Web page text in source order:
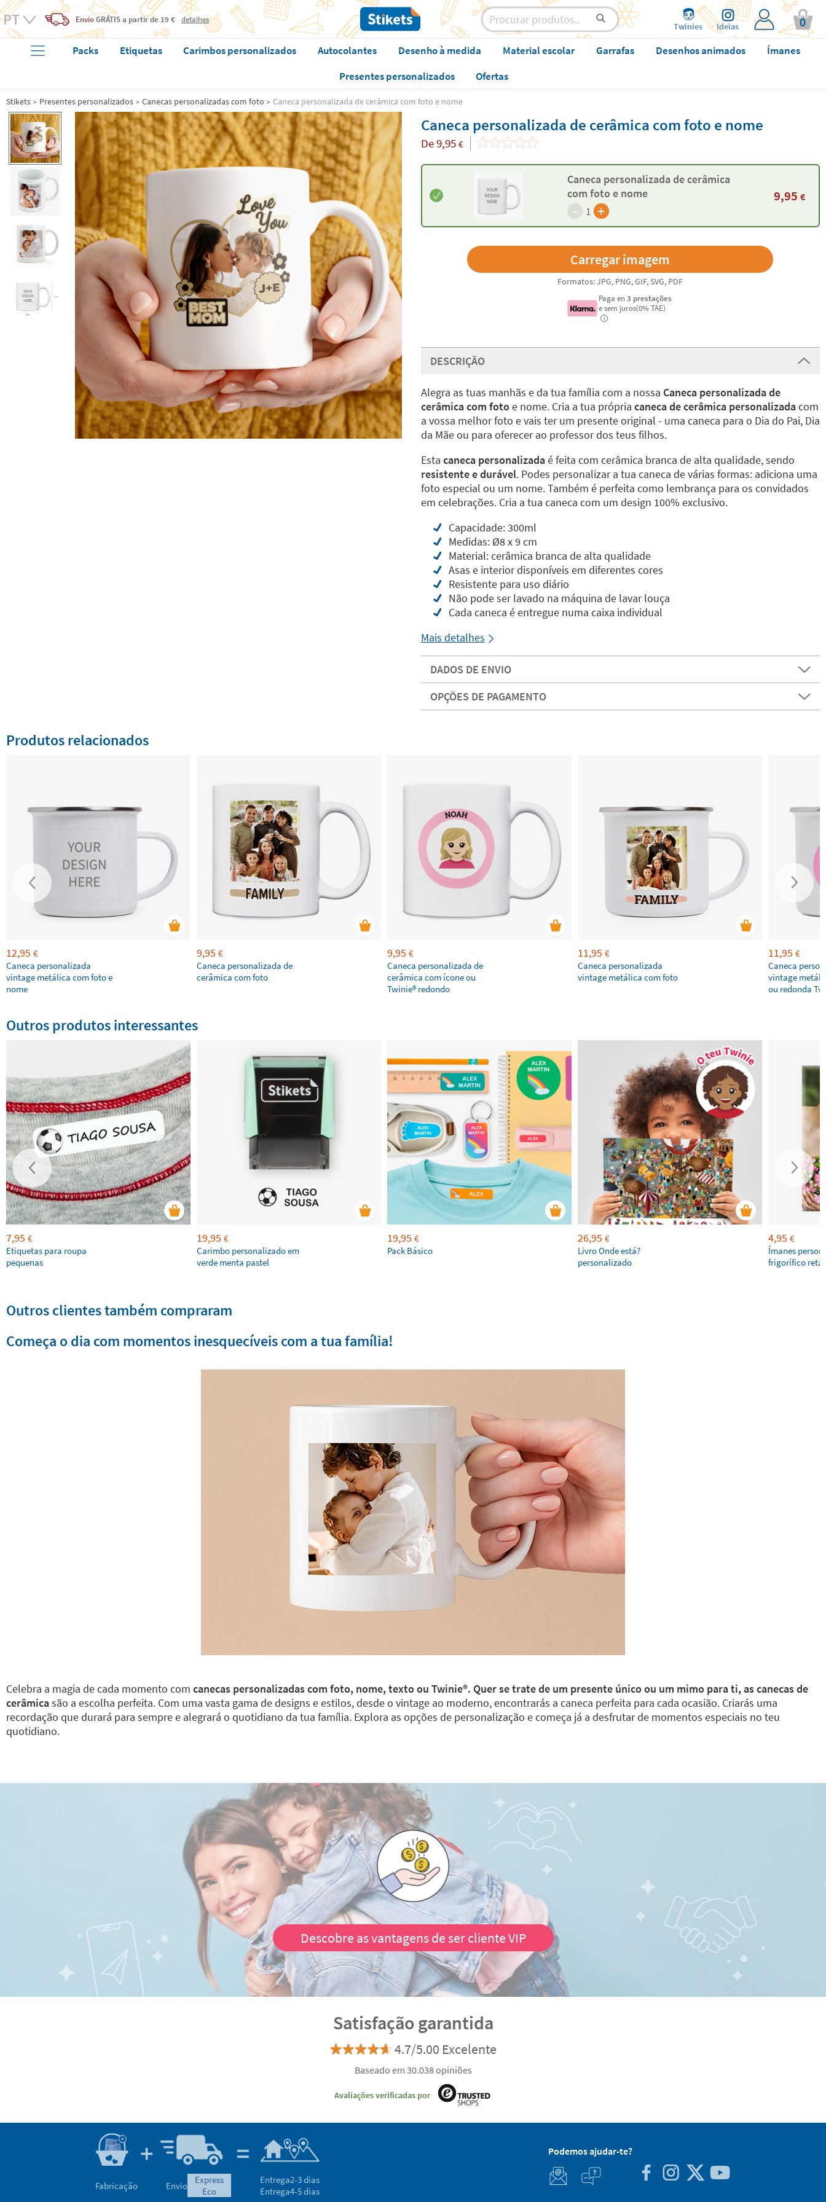
EnvioGRÁTISa partir de 19 € detalhes
Twinies Ideias 0
Packs Etiquetas Carimbos personalizados Autocolantes Desenho à medida Material escolar Garrafas Desenhos animados
Ímanes
Presentes personalizados
Ofertas
Stikets Presentes personalizados Canecas personalizadas com foto Caneca personalizada de cerâmica com foto e nome
Caneca personalizada de cerâmica com foto e nome
De9,95 €
Caneca personalizada de cerâmica
com foto e nome
- 1 +
9,95 €
Formatos: JPG, PNG, GIF, SVG, PDF
Paga en 3 prestações
e sem juros(0% TAE)
i
DESCRIÇÃO
Alegra as tuas manhãs e da tua família com a nossa Caneca personalizada de
cerâmica com fotoe nome. Cria a tua própria caneca de cerâmica personalizadacom
a vossa melhor foto e vais ter um presente original - uma caneca para o Dia do Pai, Dia
da Mãe ou para oferecer ao professor dos teus filhos.
Esta caneca personalizadaé feita com cerâmica branca de alta qualidade, sendo
resistente e durável. Podes personalizar a tua caneca de várias formas: adiciona uma
foto especial ou um nome. Também é perfeita como lembrança para os convidados
em celebrações. Cria a tua caneca com um design 100% exclusivo.
Capacidade: 300ml
Medidas: Ø8 x 9 cm
Material: cerâmica branca de alta qualidade
Asas e interior disponíveis em diferentes cores
Resistente para uso diário
Não pode ser lavado na máquina de lavar louça
Cada caneca é entregue numa caixa individual
Mais detalhes
DADOS DE ENVIO
OPÇÕES DE PAGAMENTO
Produtos relacionados
12,95 €
Caneca personalizada
vintage metálica com foto e
nome
9,95 €
Caneca personalizada de
cerâmica com foto
9,95 €
Caneca personalizada de
cerâmica com ícone ou
Twinie®️ redondo
11,95 €
Caneca personalizada
vintage metálica com foto
11,95 €
Caneca
vintage
ou redonda
Outros produtos interessantes
7,95 €
Etiquetas para roupa
pequenas
19,95 €
Carimbo personalizado em
verde menta pastel
19,95 €
Pack Básico
26,95 €
Livro Onde está?
personalizado
4,95 €
Ímanes
frigorífico
Outros clientes também compraram
Começa o dia com momentos inesquecíveis com a tua família!
Celebra a magia de cada momento com canecas personalizadas com foto, nome, texto ou Twinie®️. Quer se trate de um presente único ou um mimo para ti, as canecas de
cerâmicasão a escolha perfeita. Com uma vasta gama de designs e estilos, desde o vintage ao moderno, encontrarás a caneca perfeita para cada ocasião. Criarás uma
recordação que durará para sempre e alegrará o quotidiano da tua família. Explora as opções de personalização e começa já a desfrutar de momentos especiais no teu
quotidiano.
Descobre as vantagens de ser cliente VIP
Satisfação garantida
4.7/5.00 Excelente
Baseado em 30.038 opiniões
Avaliações verificadas por
Fabricação Envio
express
eco
Entrega2-3 dias
Entrega4-5 dias
Podemos ajudar-te?